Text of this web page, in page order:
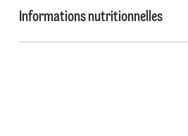
Informations nutritionnelles